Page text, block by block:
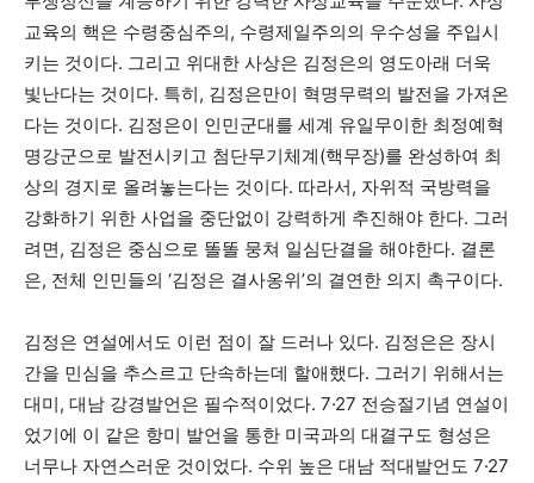
교육의 핵은 수령중심주의, 수령제일주의의 우수성을 주입시
키는 것이다. 그리고 위대한 사상은 김정은의 영도아래 더욱
빛난다는 것이다. 특히, 김정은만이 혁명무력의 발전을 가져온
다는 것이다. 김정은이 인민군대를 세계 유일무이한 최정예혁
명강군으로 발전시키고 첨단무기체계(핵무장)를 완성하여 최
상의 경지로 올려놓는다는 것이다. 따라서, 자위적 국방력을
강화하기 위한 사업을 중단없이 강력하게 추진해야 한다. 그러
려면, 김정은 중심으로 똘똘 뭉쳐 일심단결을 해야한다. 결론
은, 전체 인민들의 ‘김정은 결사옹위’의 결연한 의지 촉구이다.
김정은 연설에서도 이런 점이 잘 드러나 있다. 김정은은 장시
간을 민심을 추스르고 단속하는데 할애했다. 그러기 위해서는
대미, 대남 강경발언은 필수적이었다. 7·27 전승절기념 연설이
었기에 이 같은 항미 발언을 통한 미국과의 대결구도 형성은
너무나 자연스러운 것이었다. 수위 높은 대남 적대발언도 7·27